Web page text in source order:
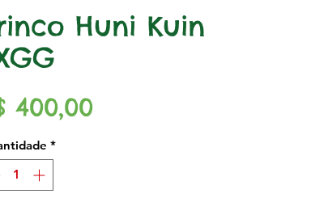
Huni Kuin
400,00Preço
*